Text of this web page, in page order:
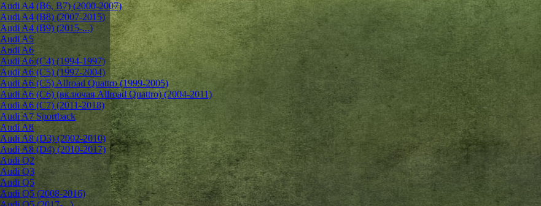
Audi A4 (B6, B7) (2000-2007)
Audi A4 (B8) (2007-2015)
Audi A4 (B9) (2015-...)
Audi A5
Audi A6
Audi A6 (C4) (1994-1997)
Audi A6 (C5) (1997-2004)
Audi A6 (C5) Allroad Quattro (1999-2005)
Audi A6 (C6) (включая Allroad Quattro) (2004-2011)
Audi A6 (C7) (2011-2018)
Audi A7 Sportback
Audi A8
Audi A8 (D3) (2002-2010)
Audi A8 (D4) (2010-2017)
Audi Q2
Audi Q3
Audi Q5
Audi Q5 (2008-2016)